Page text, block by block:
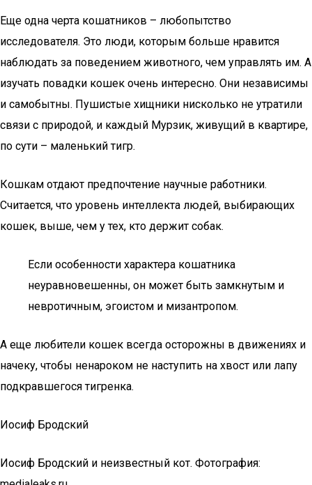
Еще одна черта кошатников – любопытство
исследователя. Это люди, которым больше нравится
наблюдать за поведением животного, чем управлять им. А
изучать повадки кошек очень интересно. Они независимы
и самобытны. Пушистые хищники нисколько не утратили
связи с природой, и каждый Мурзик, живущий в квартире,
по сути – маленький тигр.
Кошкам отдают предпочтение научные работники.
Считается, что уровень интеллекта людей, выбирающих
кошек, выше, чем у тех, кто держит собак.
Если особенности характера кошатника
неуравновешенны, он может быть замкнутым и
невротичным, эгоистом и мизантропом.
А еще любители кошек всегда осторожны в движениях и
начеку, чтобы ненароком не наступить на хвост или лапу
подкравшегося тигренка.
Иосиф Бродский
Иосиф Бродский и неизвестный кот. Фотография: